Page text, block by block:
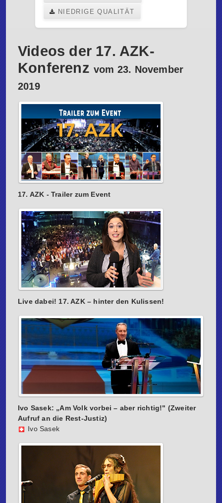
NIEDRIGE QUALITÄT
Videos der 17. AZK-
Konferenz vom 23. November
2019
17. AZK - Trailer zum Event
Live dabei! 17. AZK – hinter den Kulissen!
Ivo Sasek: „Am Volk vorbei – aber richtig!" (Zweiter
Aufruf an die Rest-Justiz)
Ivo Sasek